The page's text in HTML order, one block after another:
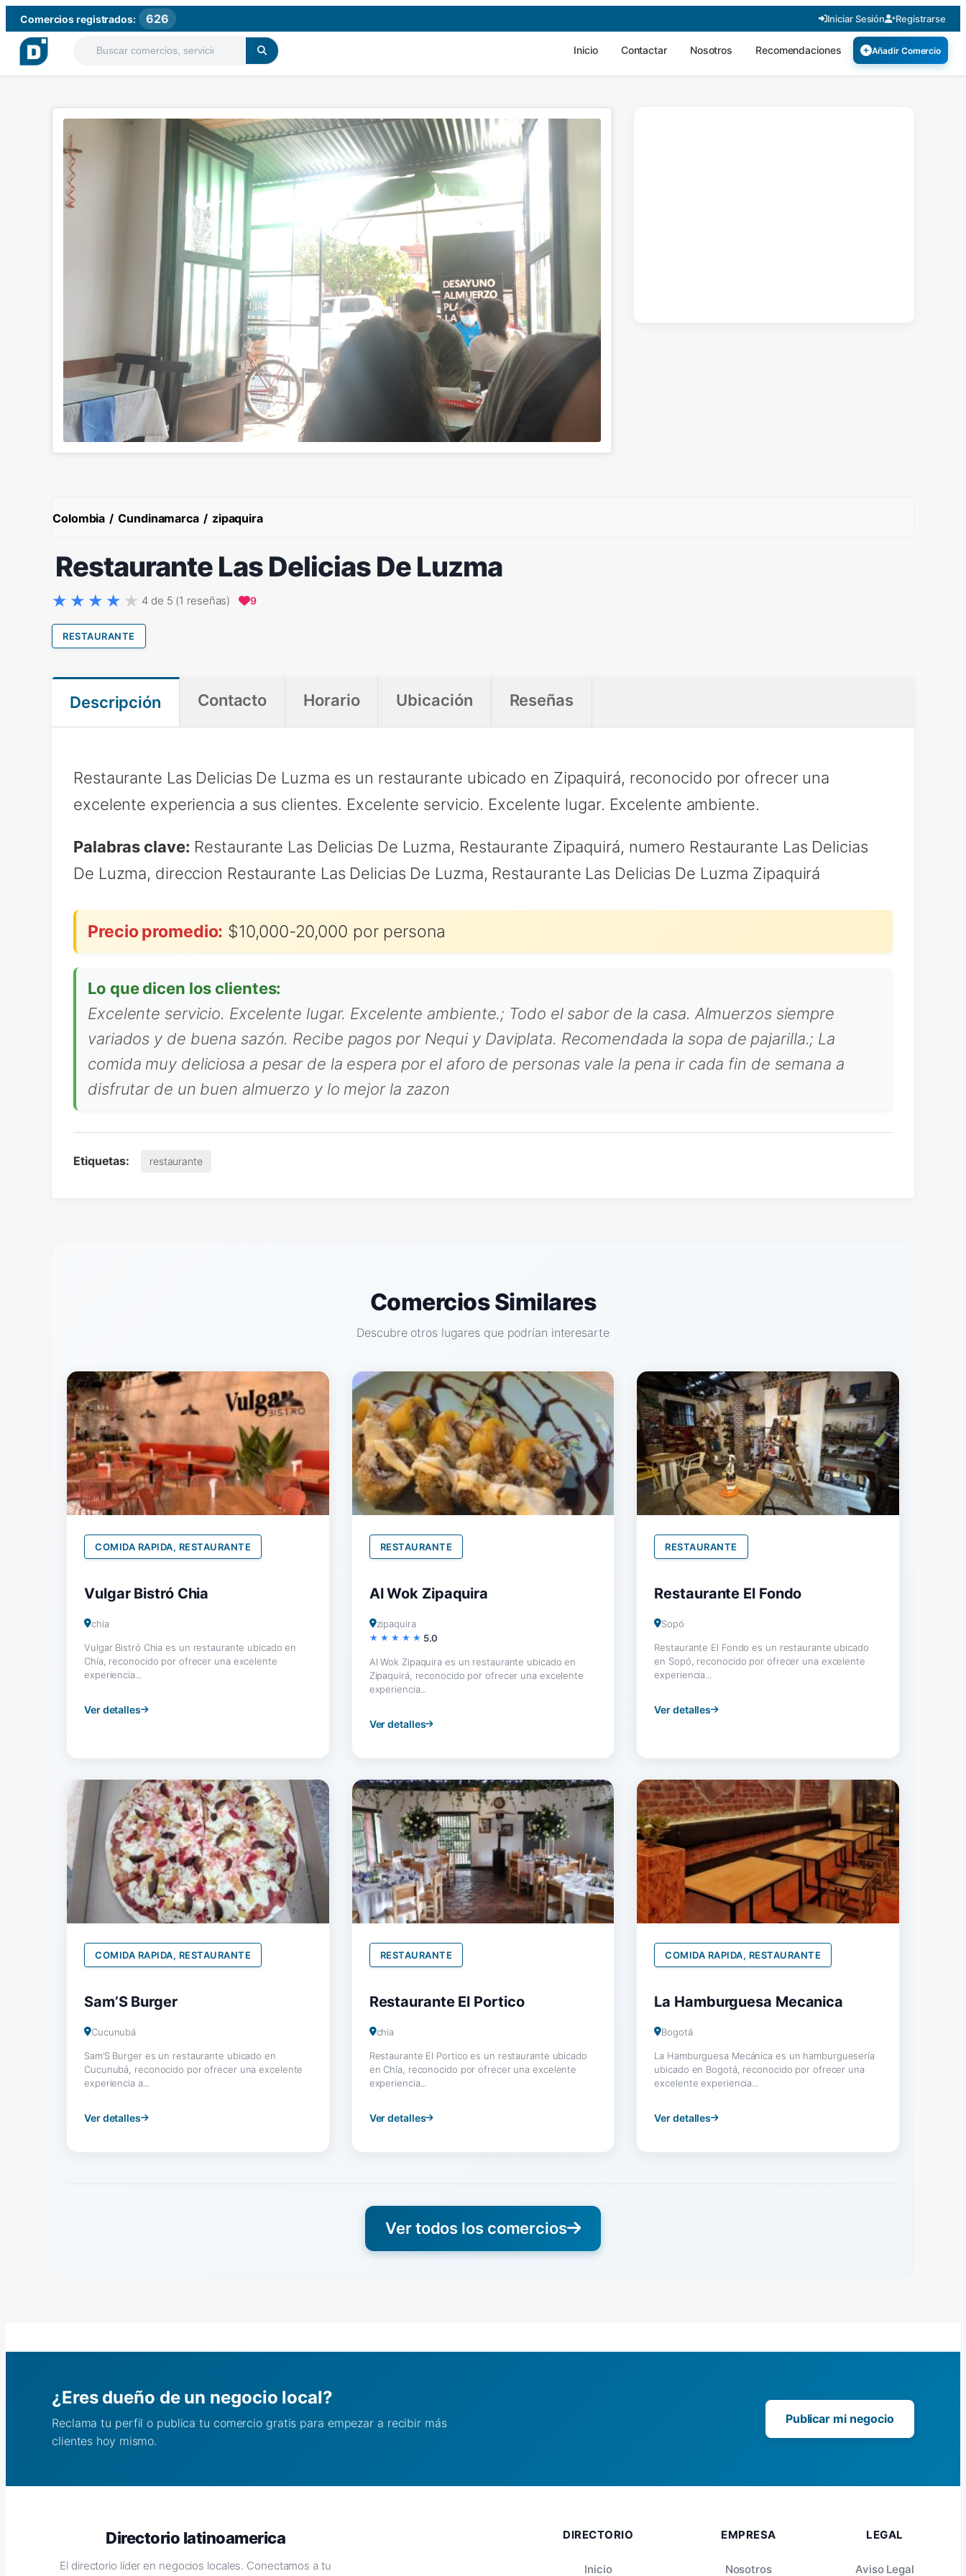
Comercios registrados: 626 Iniciar Sesión Registrarse
Inicio Contactar Nosotros Recomendaciones Añadir Comercio
Colombia / Cundinamarca / zipaquira
Restaurante Las Delicias De Luzma
4 de 5 (1 reseñas) 9
RESTAURANTE
Descripción Contacto Horario Ubicación Reseñas
Restaurante Las Delicias De Luzma es un restaurante ubicado en Zipaquirá, reconocido por ofrecer una
excelente experiencia a sus clientes. Excelente servicio. Excelente lugar. Excelente ambiente.
Palabras clave: Restaurante Las Delicias De Luzma, Restaurante Zipaquirá, numero Restaurante Las Delicias
De Luzma, direccion Restaurante Las Delicias De Luzma, Restaurante Las Delicias De Luzma Zipaquirá
Precio promedio: $10,000-20,000 por persona
Lo que dicen los clientes:
Excelente servicio. Excelente lugar. Excelente ambiente.; Todo el sabor de la casa. Almuerzos siempre
variados y de buena sazón. Recibe pagos por Nequi y Daviplata. Recomendada la sopa de pajarilla.; La
comida muy deliciosa a pesar de la espera por el aforo de personas vale la pena ir cada fin de semana a
disfrutar de un buen almuerzo y lo mejor la zazon
Etiquetas: restaurante
Comercios Similares
Descubre otros lugares que podrían interesarte
COMIDA RAPIDA, RESTAURANTE
Vulgar Bistró Chia
chia
Vulgar Bistró Chia es un restaurante ubicado en
Chía, reconocido por ofrecer una excelente
experiencia...
Ver detalles
RESTAURANTE
Al Wok Zipaquira
zipaquira
5.0
Al Wok Zipaquira es un restaurante ubicado en
Zipaquirá, reconocido por ofrecer una excelente
experiencia...
Ver detalles
RESTAURANTE
Restaurante El Fondo
Sopó
Restaurante El Fondo es un restaurante ubicado
en Sopó, reconocido por ofrecer una excelente
experiencia...
Ver detalles
COMIDA RAPIDA, RESTAURANTE
Sam’S Burger
Cucunubá
Sam’S Burger es un restaurante ubicado en
Cucunubá, reconocido por ofrecer una excelente
experiencia a...
Ver detalles
RESTAURANTE
Restaurante El Portico
chia
Restaurante El Portico es un restaurante ubicado
en Chía, reconocido por ofrecer una excelente
experiencia...
Ver detalles
COMIDA RAPIDA, RESTAURANTE
La Hamburguesa Mecanica
Bogotá
La Hamburguesa Mecánica es un hamburguesería
ubicado en Bogotá, reconocido por ofrecer una
excelente experiencia...
Ver detalles
Ver todos los comercios
¿Eres dueño de un negocio local?
Reclama tu perfil o publica tu comercio gratis para empezar a recibir más
clientes hoy mismo.
Publicar mi negocio
Directorio latinoamerica
El directorio líder en negocios locales. Conectamos a tu
DIRECTORIO
Inicio
EMPRESA
Nosotros
LEGAL
Aviso Legal